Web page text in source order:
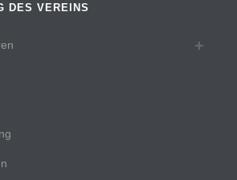
DES VEREINS